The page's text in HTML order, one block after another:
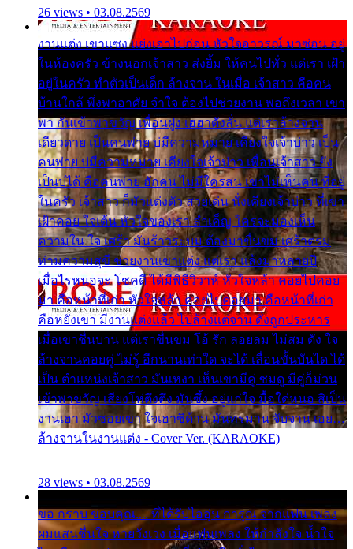
26 views • 03.08.2569
งานแต่ง เขาแซง แย่งเอาไปก่อน หัวใจอาวรณ์ มาซ่อน อยู่
ในห้องครัว ข้างนอกเจ้าสาว ส่งยิ้ม ให้คนไปทั่ว แต่เรา เฝ้า
อยู่ในครัว ทำตัวเป็นเด็ก ล้างจาน ในเมื่อ เจ้าสาว คือคน
บ้านใกล้ พึ่งพาอาศัย จำใจ ต้องไปช่วยงาน พอถึงเวลา เขา
พา กันเข้าพาขวัญ เพื่อนฝูง เฮฮาดังลั่น แต่เราล้างจาน
เดียวดาย เป็นคนพ่าย บ่มีความหมาย เคียงใจเจ้าบ่าว เป็น
คนพ่าย บ่มีความหมาย เคียงใจเจ้าบ่าว เพื่อนเจ้าสาว ยัง
เป็นบ่ได้ คือคนพ่าย ฮักคน ไม่มีใครสน เขาไม่เห็นคน ที่อยู่
ในครัว เจ้าสาว ก็มัวแต่งตัว สวยเด่น นั่งเคียงเจ้าบ่าว ที่เขา
เฝ้าคอย ใจเต้น หัวใจของเรา ลำเค็ญ ใครจะมองเห็น
ความใน ใจ เศร้า มันร้าวระบม ต้องมาขื่นขม เศร้าตรม
ท่ามความสุขี ช่วยงานเขาแต่ง แต่เรา แล้งมาหลายปี
เมื่อไรหนอจะ โชคดี ได้มีพิธีวิวาห์ หัวใจหล้า คอยไปคอย
มา คือหน้าที่เก่า หัวใจหล้า คอยไปคอยมา คือหน้าที่เก่า
คือหยังเขา มีงานแต่งแล้ว ไปล้างแต่จาน ดั่งถูกประหาร
เมื่อเขาชื่นบาน แต่เราขื่นขม โอ้ รัก ลอยลม ไม่สม ดัง ใจ
ล้างจานคอยคู่ ไม่รู้ อีกนานเท่าใด จะได้ เลื่อนขั้นบันได ได้
เป็น ตำแหน่งเจ้าสาว มันเหงา เห็นเขามีคู่ ซมดู มีคู่ก็ม่วน
เข้าพาขวัญ เสียงโห่ตึงตึง มันซึ้ง อยู่แก่ใจ มื้อใด๋หนอ สิเป็น
งานเฮา มัวซอยเขา ใจเฮาซิด้าน มันทรมาน จับจาน เอย…
ล้างจานในงานแต่ง - Cover Ver. (KARAOKE)
28 views • 03.08.2569
ขอ กราบ ขอบคุณ.... ที่ได้รับไออุ่น การุณ จากแฟน เพลง
ผมแสนชื่นใจ หายวังเวง เมื่อแฟนเพลง ให้กำลังใจ น้ำใจ